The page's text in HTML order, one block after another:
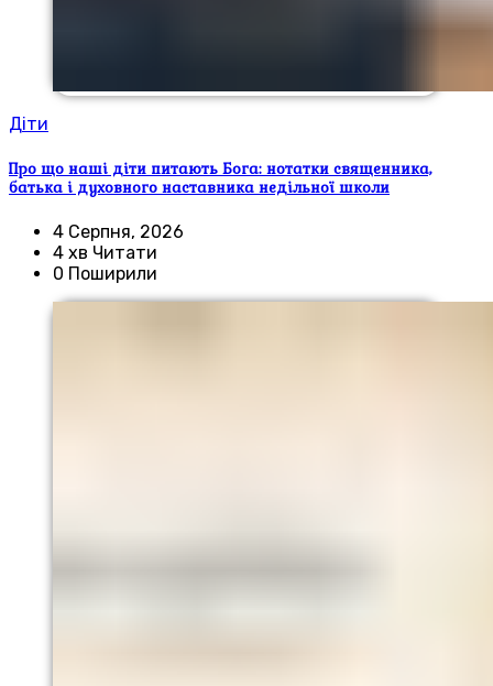
Діти
Про що наші діти питають Бога: нотатки священника,
батька і духовного наставника недільної школи
4 Серпня, 2026
4 хв Читати
0 Поширили